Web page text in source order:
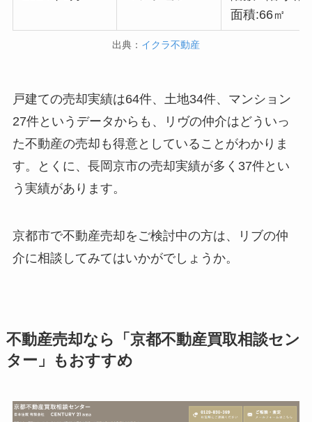
面積:66㎡
出典： イクラ不動産
戸建ての売却実績は64件、土地34件、マンション
27件というデータからも、リヴの仲介はどういっ
た不動産の売却も得意としていることがわかりま
す。とくに、長岡京市の売却実績が多く37件とい
う実績があります。
京都市で不動産売却をご検討中の方は、リブの仲
介に相談してみてはいかがでしょうか。
不動産売却なら「京都不動産買取相談セン
ター」もおすすめ